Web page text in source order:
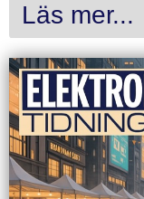
Läs mer...